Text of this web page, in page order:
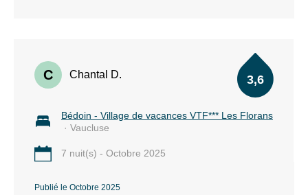
C Chantal D.
Bédoin - Village de vacances VTF*** Les Florans
· Vaucluse
7 nuit(s) - Octobre 2025
Publié le Octobre 2025
3,6